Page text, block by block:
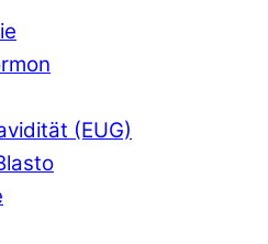
(EUG)